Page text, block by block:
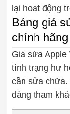
Màn
Màn
Thay
Pin
Pin
lại hoạt động
Bảng giá
chính hãng
Giá sửa Apple
tình trạng hư
cần sửa chữa.
dàng tham